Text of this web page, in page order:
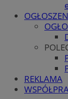
REKLAMA